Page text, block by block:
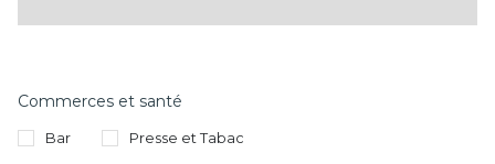
Commerces et santé
Bar Presse et Tabac